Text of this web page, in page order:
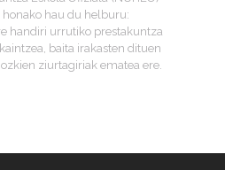
honako hau du helburu:
handiri urrutiko prestakuntza
baita irakasten dituen
ziurtagiriak ematea ere.